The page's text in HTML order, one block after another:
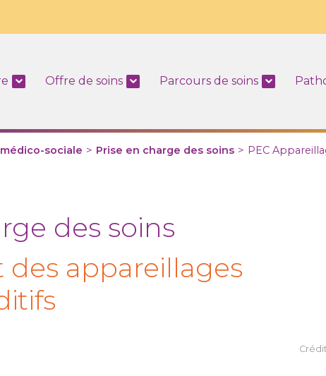
Offre de soins Parcours de soins
sociale > Prise en charge des soins > PEC
des soins
appareillages